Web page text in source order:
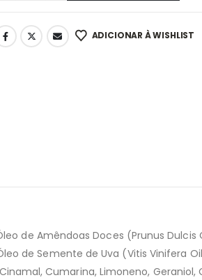
ADICIONAR À WISHLIST
de Amêndoas Doces (Prunus
de Semente de Uva (Vitis Vinifera
Cumarina, Limoneno, Geraniol,